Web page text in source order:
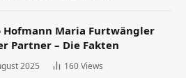
Hofmann Maria Furtwängler
Partner – Die Fakten
2025 160Views